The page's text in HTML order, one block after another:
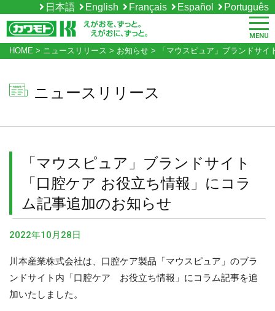
日本語 English Français Español Português
MENU
HOME > ニュースリリース > お知らせ > 「マウスピュア」ブランドサ
ニュースリリース
「マウスピュア」ブランドサイト
「口腔ケア お役立ち情報」にコラ
ム記事追加のお知らせ
2022年10月28日
川本産業株式会社は、口腔ケア製品「マウスピュア」のブラ
ンドサイト内「口腔ケア お役立ち情報」にコラム記事を追
加いたしました。